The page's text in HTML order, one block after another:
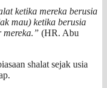
ketika mereka berusia
mau) ketika berusia
mereka.” (HR. Abu
shalat sejak usia